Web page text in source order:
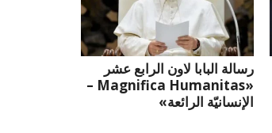
رسالة البابا لاون الرابع عشر
«Magnifica Humanitas –
الإنسانيّة الرائعة»